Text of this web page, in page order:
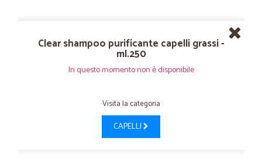
Clear shampoo purificante capelli grassi -
ml.250
In questo momento non è disponibile
Visita la categoria
CAPELLI